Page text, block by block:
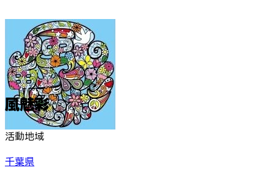
風魅彩
活動地域
千葉県